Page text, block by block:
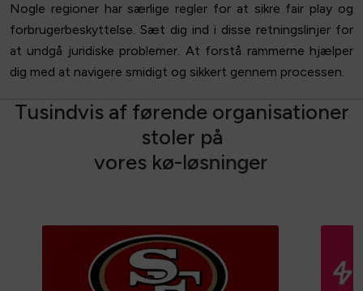
Nogle regioner har særlige regler for at sikre fair play og
forbrugerbeskyttelse. Sæt dig ind i disse retningslinjer for
at undgå juridiske problemer. At forstå rammerne hjælper
dig med at navigere smidigt og sikkert gennem processen.
Tusindvis af førende organisationer
stoler på
vores kø-løsninger